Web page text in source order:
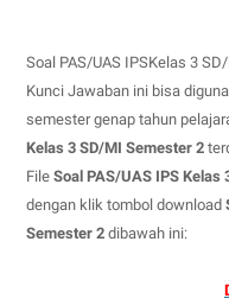
Soal PAS/UAS IPSKelas 3
Kunci Jawaban ini bisa
semester genap tahun
Kelas 3 SD/MI Semester 2
File Soal PAS/UAS IPS Kelas
dengan klik tombol download
Semester 2 dibawah ini: